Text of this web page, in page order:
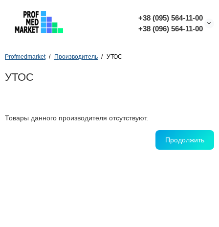
+38 (095) 564-11-00
+38 (096) 564-11-00
Profmedmarket Производитель УТОC
УТОC
Товары данного производителя отсутствуют.
Продолжить